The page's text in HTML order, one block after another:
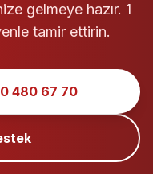
gelmeye hazır. 1
tamir ettirin.
480 67 70